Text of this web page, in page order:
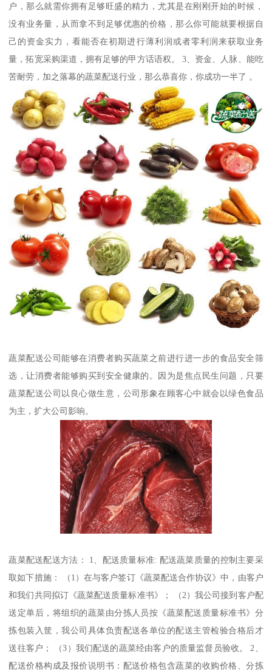
户，那么就需你拥有足够旺盛的精力，尤其是在刚刚开始的时候，
没有业务量，从而拿不到足够优惠的价格，那么你可能就要根据自
己的资金实力，看能否在初期进行薄利润或者零利润来获取业务
量，拓宽采购渠道，拥有足够的甲方话语权。 3、资金、人脉、能吃
苦耐劳，加之落幕的蔬菜配送行业，那么恭喜你，你成功一半了 。
蔬菜配送公司能够在消费者购买蔬菜之前进行进一步的食品安全筛
选，让消费者能够购买到安全健康的。因为是焦点民生问题，只要
蔬菜配送公司以良心做生意，公司形象在顾客心中就会以绿色食品
为主，扩大公司影响。
蔬菜配送配送方法： 1、配送质量标准: 配送蔬菜质量的控制主要采
取如下措施： （1）在与客户签订《蔬菜配送合作协议》中，由客户
和我们共同拟订《蔬菜配送质量标准书》； （2）我公司接到客户配
送定单后，将组织的蔬菜由分拣人员按《蔬菜配送质量标准书》分
拣包装入筐，我公司具体负责配送各单位的配送主管检验合格后才
送往客户； （3）我们配送的蔬菜经由客户的质量监督员验收。 2、
配送价格构成及报价说明书：配送价格包含蔬菜的收购价格、分拣